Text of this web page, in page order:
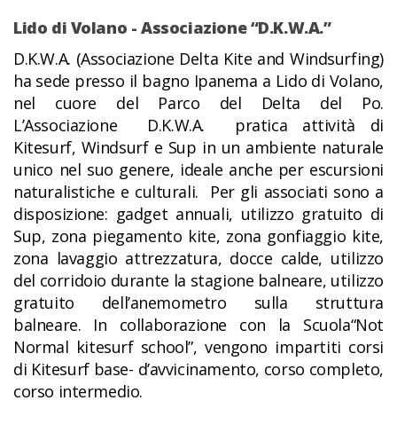
Lido di Volano - Associazione “D.K.W.A.”
D.K.W.A. (Associazione Delta Kite and Windsurfing)
ha sede presso il bagno Ipanema a Lido di Volano,
nel cuore del Parco del Delta del Po.
L’Associazione D.K.W.A. pratica attività di
Kitesurf, Windsurf e Sup in un ambiente naturale
unico nel suo genere, ideale anche per escursioni
naturalistiche e culturali. Per gli associati sono a
disposizione: gadget annuali, utilizzo gratuito di
Sup, zona piegamento kite, zona gonfiaggio kite,
zona lavaggio attrezzatura, docce calde, utilizzo
del corridoio durante la stagione balneare, utilizzo
gratuito dell’anemometro sulla struttura
balneare. In collaborazione con la Scuola“Not
Normal kitesurf school”, vengono impartiti corsi
di Kitesurf base- d’avvicinamento, corso completo,
corso intermedio.